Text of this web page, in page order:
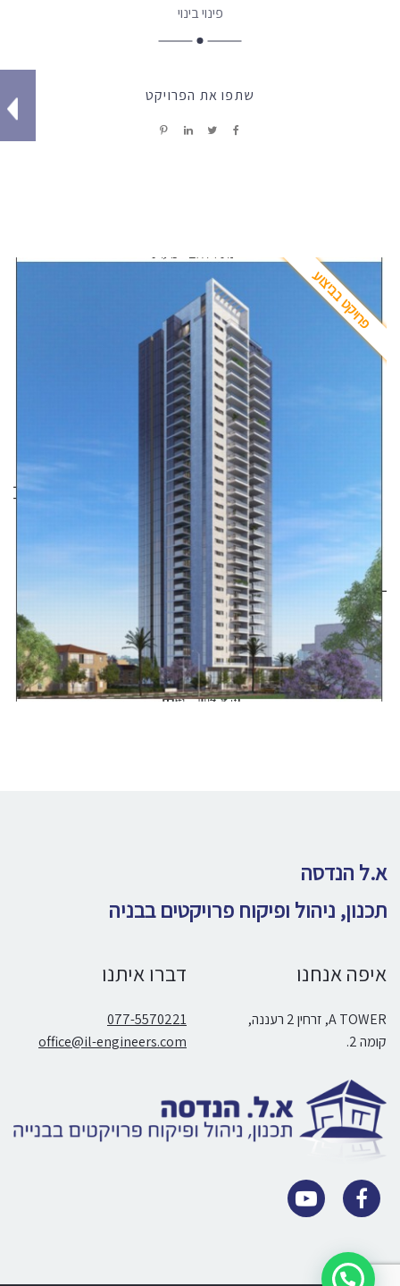
פינוי בינוי
שתפו את הפרויקט
פרויקט בביצוע
א.ל הנדסה
תכנון, ניהול ופיקוח פרויקטים בבניה
איפה אנחנו
A TOWER, זרחין 2 רעננה,
קומה 2.
דברו איתנו
077-5570221
office@il-engineers.com